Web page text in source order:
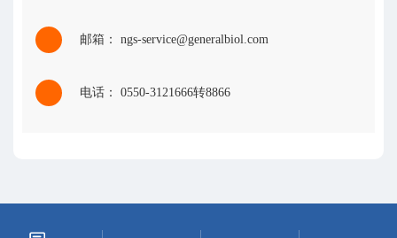
邮箱： ngs-service@generalbiol.com
电话： 0550-3121666转8866